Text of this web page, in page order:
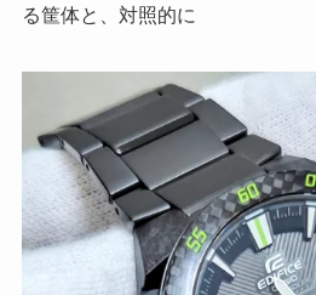
る筐体と、対照的に